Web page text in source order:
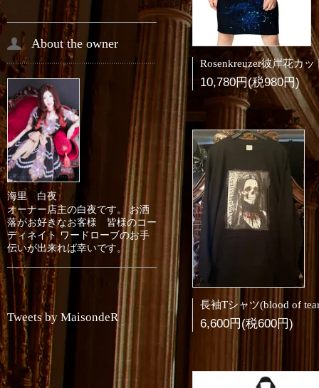
10,780円(税980円)
6,600円(税600円)
About the owner
海里 白夜
オーナー店主の白夜です。 お洒
落がお好きなお客様 皆様のコー
ディネイト ワードローブのお手
伝いが出来れば幸いです。
Tweets by MaisondeR